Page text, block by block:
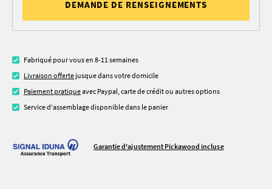
DEMANDE DE RENSEIGNEMENTS
Fabriqué pour vous en 8-11 semaines
Livraison offerte jusque dans votre domicile
Paiement pratiqueavec Paypal, carte de crédit ou autres options
Service d'assemblage disponible dans le panier
Garantie d'ajustement Pickawood incluse